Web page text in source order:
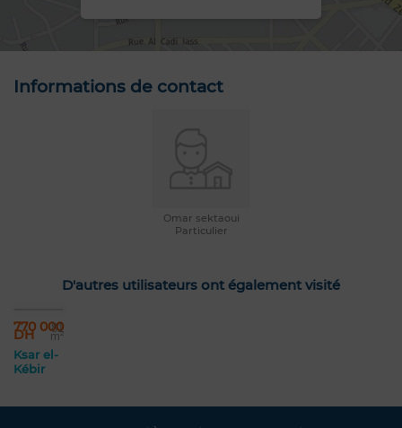
Informations de contact
Omar sektaoui
Particulier
D'autres utilisateurs ont également visité
770 000
DH 81
m²
Ksar el-
Kébir